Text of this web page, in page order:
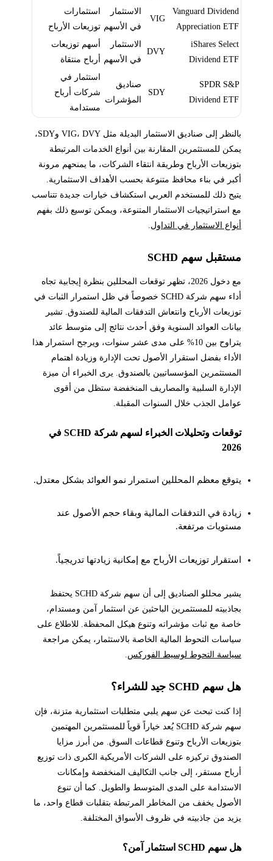
Vanguard Dividend
Appreciation ETF
VIG
الاستثمار
في الأسهم
استثمارات
توزيعات الأرباح
iShares Select
Dividend ETF
DVY
الاستثمار
في الأسهم
أسهم توزيعات
أرباح منتقاة
SPDR S&P
Dividend ETF
SDY
صناديق
المؤشرات
استثمار في
شركات أرباح
مستدامة
بالنظر إلى صناديق الاستثمار البديلة مثل VIG، DVY وSDY،
يمكن للمستثمرين المقارنة بين أنواع الخدمات المرتبطة
بتوزيعات الأرباح وطريقة انتقاء الشركات، ما يمنحهم مرونة
أكبر في بناء محافظ متنوعة بحسب الأهداف الاستثمارية.
يتيح ذلك للمستخدم العربي استكشاف خيارات جديدة تتناسب
مع استراتيجيات الاستثمار المتنوعة، ويمكن توسيع ذلك بفهم
أنواع الاستثمار في التداول .
مستقبل سهم SCHD
مع دخول 2026، تظهر توقعات المحللين بنظرة إيجابية تجاه
أداء سهم شركة SCHD خصوصاً في ظل استمرار الثبات في
توزيعات الأرباح وانتعاش التدفقات المالية للصندوق. تشير
بيانات العوائد السنوية وفق أحدث نتائج إلى متوسط عائد
يتراوح بين 10% على مدى عشر سنوات، ويرجح استمرار هذا
الأداء بفضل استقرار الأصول تحت الإدارة وزيادة اهتمام
المستثمرين المؤسساتيين بالصندوق. يرى الخبراء أن ميزة
الإدارة السلبية والمصاريف المنخفضة ستظل من أقوى
عوامل الجذب خلال السنوات المقبلة.
توقعات وتحليلات الخبراء لسهم شركة SCHD في
2026
يتوقع معظم المحللين استمرار نمو العوائد بشكل معتدل.
زيادة في التدفقات المالية وبقاء حجم الأصول عند
مستويات مرتفعة.
استقرار توزيعات الأرباح مع إمكانية زيادتها تدريجياً.
يشير محللو الصناديق إلى أن سهم شركة SCHD يحتفظ
بجاذبيته للمستثمرين الباحثين عن استثمار آمن ومستدام،
خاصة مع ثبات مؤشراته وتنوع هيكل المحفظة. للاطلاع على
سياسات التحوط المالية الخاصة بالاستثمار، يمكن مراجعة
سياسة التحوط لوسيط الفوركس .
هل سهم SCHD جيد للشراء؟
إذا كنت تبحث عن سهم يلبي متطلبات استثمارية متزنة، فإن
سهم شركة SCHD يُعد خياراً قوياً للمستثمرين المهتمين
بتوزيعات الأرباح وتنوع قطاعات السوق. من أبرز مزايا
الصندوق تركيزه على الشركات الأمريكية الكبرى ذات توزيع
أرباح مستقر، إلى جانب التكاليف المنخفضة وإمكانات
الاستدامة على المدى المتوسط والطويل. كما أن تنوع
الأصول يخفف من المخاطر المرتبطة بتقلبات قطاع واحد، ما
يزيد من جاذبيته في ظروف الأسواق المختلفة.
هل سهم SCHD استثمار آمن؟